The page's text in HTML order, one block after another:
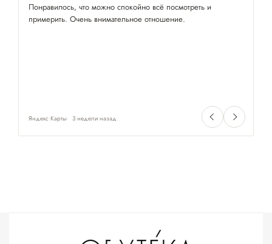
Понравилось, что можно спокойно всё посмотреть и
примерить. Очень внимательное отношение.
Яндекс Карты 3 недели назад